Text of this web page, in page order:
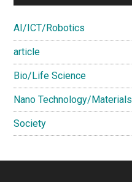
AI/ICT/Robotics
article
Bio/Life Science
Nano Technology/Materials
Society